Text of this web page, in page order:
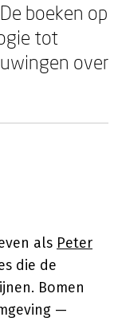
boeken op
tot
over
als Peter
die de
Bomen
—